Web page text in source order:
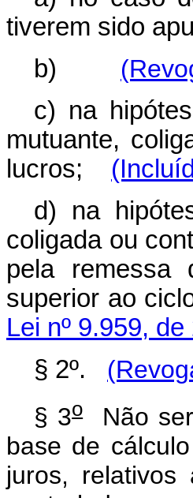
tiverem sido
b)
c) na
mutuante,
lucros;
d) na
coligada ou
pela remessa
superior ao
Lei nº 9.959, de
§ 2º.
§ 3oNão
base de
juros, relativos